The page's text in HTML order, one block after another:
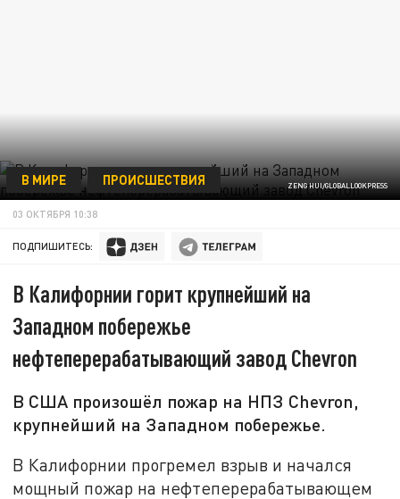
ZENG HUI/GLOBALLOOKPRESS
В МИРЕ ПРОИСШЕСТВИЯ
03 ОКТЯБРЯ 10:38
ПОДПИШИТЕСЬ:
В Калифорнии горит крупнейший на
Западном побережье
нефтеперерабатывающий завод Chevron
В США произошёл пожар на НПЗ Chevron,
крупнейший на Западном побережье.
В Калифорнии прогремел взрыв и начался
мощный пожар на нефтеперерабатывающем